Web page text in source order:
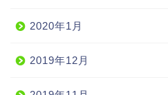
2020年1月
2019年12月